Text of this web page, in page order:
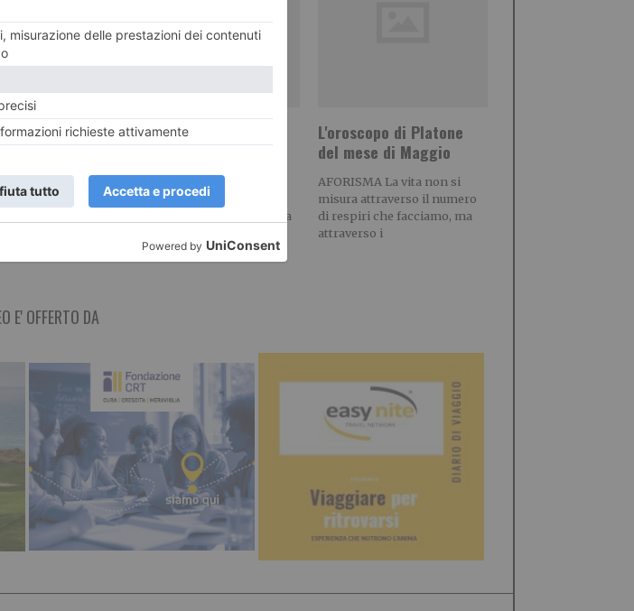
di
le ali, che
Giugno: l’oroscopo di
Platone
AFORISMA La speranza è
qualcosa con le ali, che
dimora nell’anima e canta la
L'oroscopo di Platone
del mese di Maggio
AFORISMA La vita non si
misura attraverso il numero
di respiri che facciamo, ma
attraverso i
E' OFFERTO DA